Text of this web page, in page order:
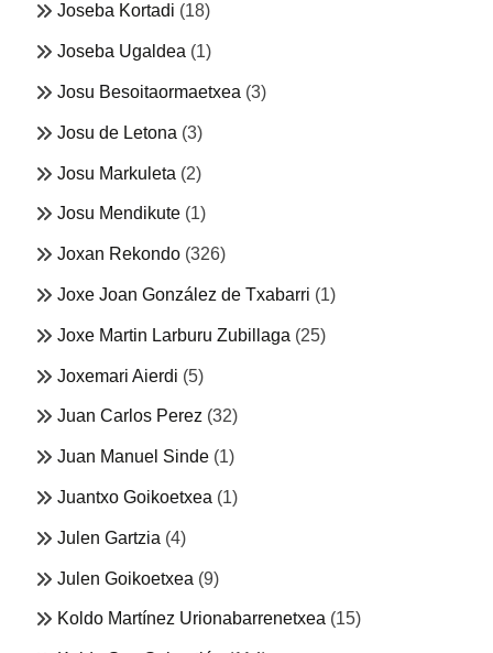
Joseba Kortadi (18)
Joseba Ugaldea (1)
Josu Besoitaormaetxea (3)
Josu de Letona (3)
Josu Markuleta (2)
Josu Mendikute (1)
Joxan Rekondo (326)
Joxe Joan González de Txabarri (1)
Joxe Martin Larburu Zubillaga (25)
Joxemari Aierdi (5)
Juan Carlos Perez (32)
Juan Manuel Sinde (1)
Juantxo Goikoetxea (1)
Julen Gartzia (4)
Julen Goikoetxea (9)
Koldo Martínez Urionabarrenetxea (15)